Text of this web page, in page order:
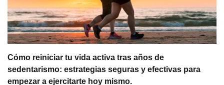
Cómo reiniciar tu vida activa tras años de
sedentarismo: estrategias seguras y efectivas para
empezar a ejercitarte hoy mismo.